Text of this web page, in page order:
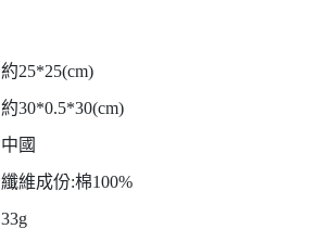
約25*25(cm)
約30*0.5*30(cm)
中國
纖維成份:棉100%
33g